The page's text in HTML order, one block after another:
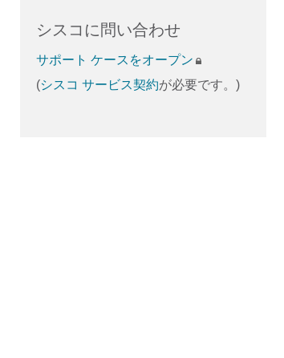
シスコに問い合わせ
サポート ケースをオープン
(シスコ サービス契約が必要です。)